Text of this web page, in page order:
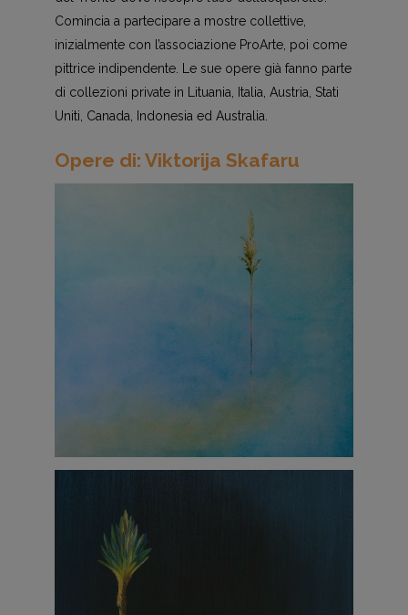
Comincia a partecipare a mostre collettive,
inizialmente con l’associazione ProArte, poi come
pittrice indipendente. Le sue opere già fanno parte
di collezioni private in Lituania, Italia, Austria, Stati
Uniti, Canada, Indonesia ed Australia.
Opere di: Viktorija Skafaru